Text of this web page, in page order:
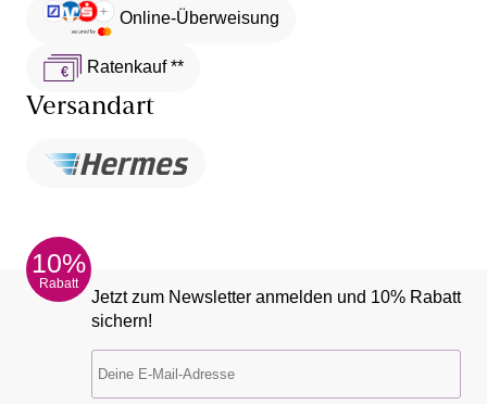
Online-Überweisung
Ratenkauf **
Versandart
10%
Rabatt
Jetzt zum Newsletter anmelden und 10% Rabatt
sichern!